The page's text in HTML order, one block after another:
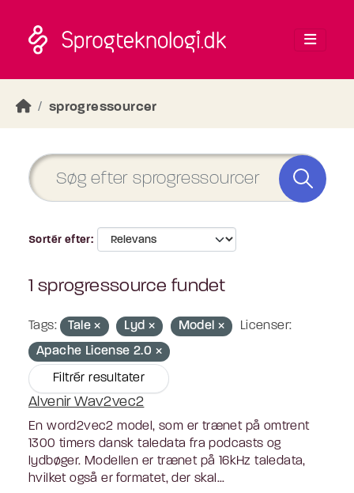
sprogressourcer
Sortér efter
1 sprogressource fundet
Tags: Tale Lyd Model
Licenser:
Apache License 2.0
Filtrér resultater
Alvenir Wav2vec2
En word2vec2 model, som er trænet på omtrent
1300 timers dansk taledata fra podcasts og
lydbøger. Modellen er trænet på 16kHz taledata,
hvilket også er formatet, der skal...